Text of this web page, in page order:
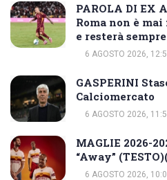
PAROLA DI EX
Roma non è
e resterà
6 AGOSTO 2026,
GASPERINI
Calciomercato
6 AGOSTO 2026,
MAGLIE 2026-
“Away”
6 AGOSTO 2026,